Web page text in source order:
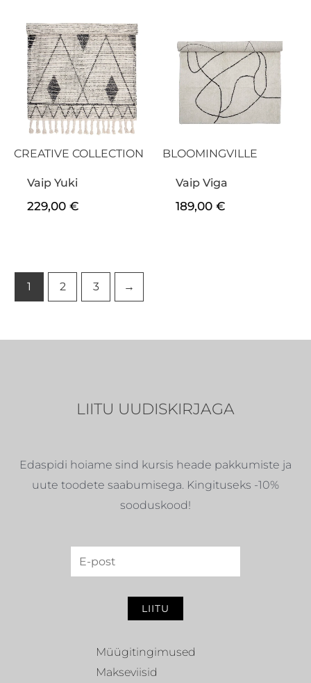
CREATIVE COLLECTION
Vaip Yuki
229,00€
BLOOMINGVILLE
Vaip Viga
189,00€
1 2 3 →
LIITU UUDISKIRJAGA
Edaspidi hoiame sind kursis heade pakkumiste ja
uute toodete saabumisega. Kingituseks -10%
sooduskood!
LIITU
Müügitingimused
Makseviisid